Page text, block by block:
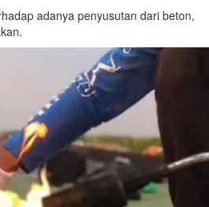
adanya penyusutan dari beton,